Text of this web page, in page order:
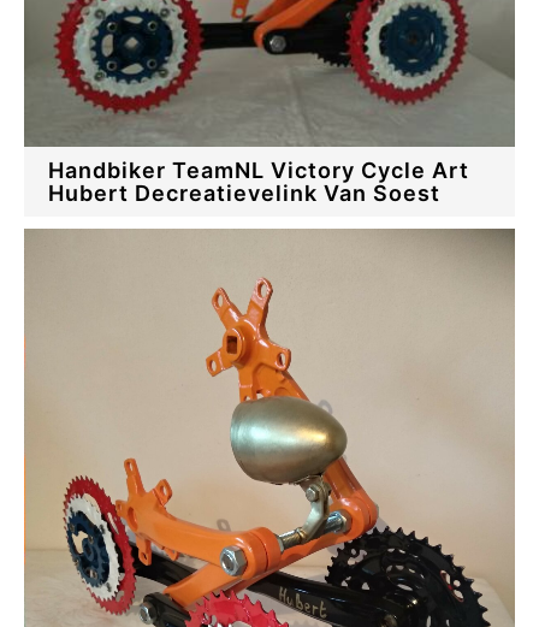
Handbiker TeamNL Victory Cycle Art
Hubert Decreatievelink Van Soest